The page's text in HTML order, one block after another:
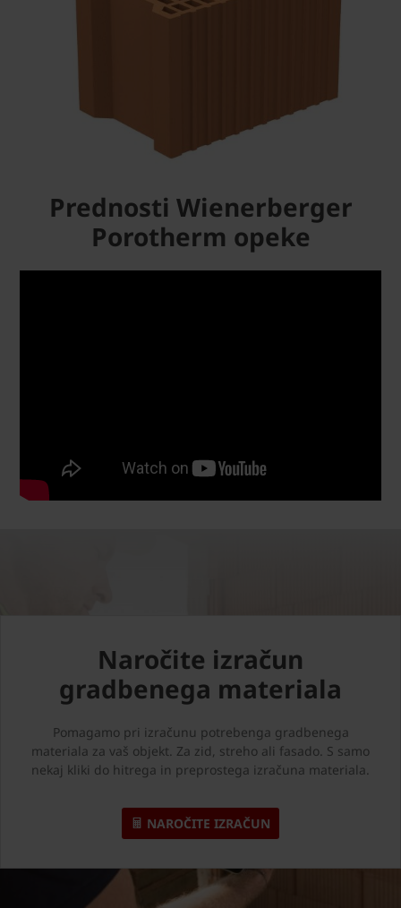
Prednosti Wienerberger
Porotherm opeke
Naročite izračun
gradbenega materiala
Pomagamo pri izračunu potrebenga gradbenega
materiala za vaš objekt. Za zid, streho ali fasado. S samo
nekaj kliki do hitrega in preprostega izračuna materiala.
NAROČITE IZRAČUN